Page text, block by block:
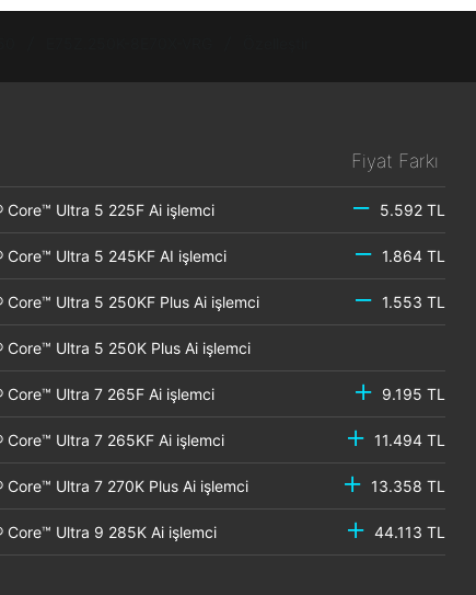
Fiyat Farkı
Core™ Ultra 5 225F Ai işlemci 5.592 TL
Core™ Ultra 5 245KF AI işlemci 1.864 TL
Core™ Ultra 5 250KF Plus Ai işlemci 1.553 TL
Core™ Ultra 5 250K Plus Ai işlemci
Core™ Ultra 7 265F Ai işlemci 9.195 TL
Core™ Ultra 7 265KF Ai işlemci 11.494 TL
Core™ Ultra 7 270K Plus Ai işlemci 13.358 TL
Core™ Ultra 9 285K Ai işlemci 44.113 TL